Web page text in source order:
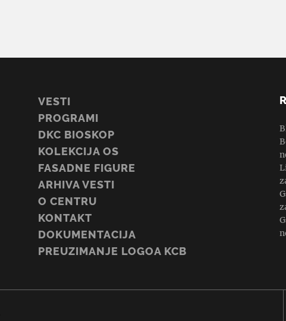
VESTI
PROGRAMI
DKC BIOSKOP
KOLEKCIJA OS
FASADNE FIGURE
ARHIVA VESTI
O CENTRU
KONTAKT
DOKUMENTACIJA
PREUZIMANJE LOGOA KCB